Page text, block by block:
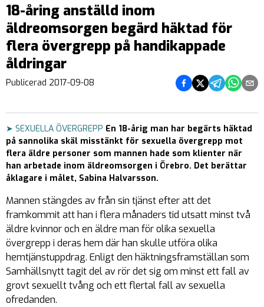
18-åring anställd inom
äldreomsorgen begärd häktad för
flera övergrepp på handikappade
åldringar
Publicerad 2017-09-08 Dela på Facebook
Dela på Twitter
Dela påDela på
Dela
➤ SEXUELLA ÖVERGREPP En 18-årig man har begärts häktad
på sannolika skäl misstänkt för sexuella övergrepp mot
flera äldre personer som mannen hade som klienter när
han arbetade inom äldreomsorgen i Örebro. Det berättar
åklagare i målet, Sabina Halvarsson.
Mannen stängdes av från sin tjänst efter att det
framkommit att han i flera månaders tid utsatt minst två
äldre kvinnor och en äldre man för olika sexuella
övergrepp i deras hem där han skulle utföra olika
hemtjänstuppdrag. Enligt den häktningsframställan som
Samhällsnytt tagit del av rör det sig om minst ett fall av
grovt sexuellt tvång och ett flertal fall av sexuella
ofredanden.